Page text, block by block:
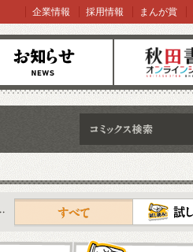
せ オンラインショッ
企業情報 採用情報 まんが賞
すべて